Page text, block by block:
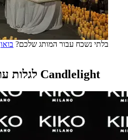
רוצים ליצור מופע Candlelight בלתי נשכח עבור המותג שלכם? בואו
לגלות עוד סיפורי הצלחה של Candlelight